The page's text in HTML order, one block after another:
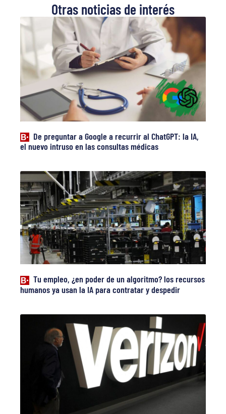
Otras noticias de interés
De preguntar a Google a recurrir al ChatGPT: la IA,
el nuevo intruso en las consultas médicas
Tu empleo, ¿en poder de un algoritmo? los recursos
humanos ya usan la IA para contratar y despedir